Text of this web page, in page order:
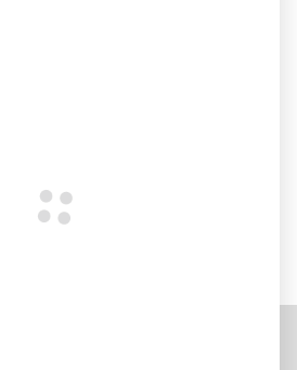
Luoding Polytechnic-院校
基本信息中文名[…]